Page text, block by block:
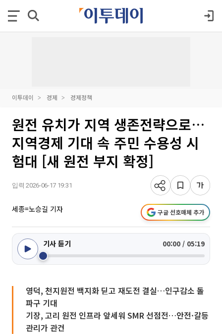
이투데이 경제 경제정책
원전 유치가 지역 생존전략으로…
지역경제 기대 속 주민 수용성 시
험대 [새 원전 부지 확정]
입력 2026-06-17 19:31
세종=노승길 기자 구글 선호매체 추가
기사 듣기 00:00 / 05:19
영덕, 천지원전 백지화 딛고 재도전 결실…인구감소 돌
파구 기대
기장, 고리 원전 인프라 앞세워 SMR 선점전…안전·갈등
관리가 관건